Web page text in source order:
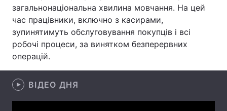
Екологія Регіони
Лонгріди
Відео з Youtube Статті
Інтерв'ю
загальнонаціональна хвилина мовчання. На цей
час працівники, включно з касирами,
зупинятимуть обслуговування покупців і всі
робочі процеси, за винятком безперервних
операцій.
ВІДЕО ДНЯ